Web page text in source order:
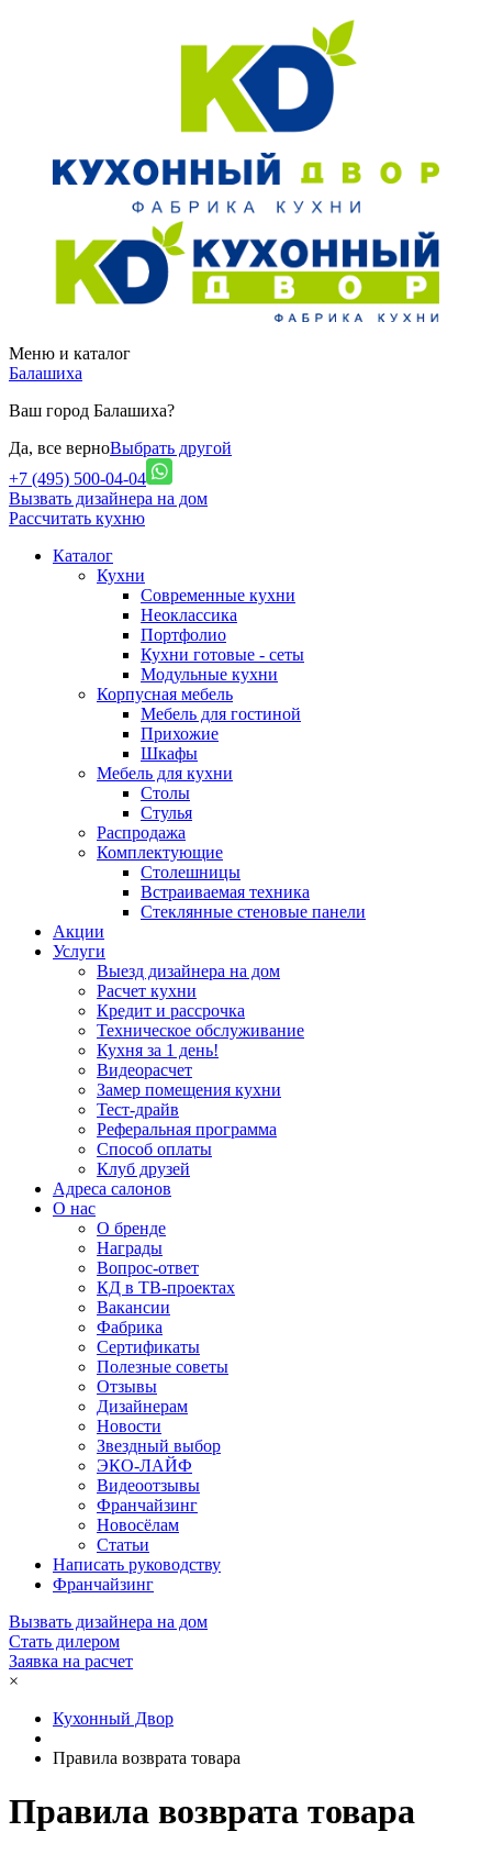
Меню и каталог
Балашиха
Ваш город Балашиха?
Да, все верноВыбрать другой
+7 (495) 500-04-04
Вызвать дизайнера на дом
Рассчитать кухню
Каталог
Кухни
Современные кухни
Неоклассика
Портфолио
Кухни готовые - сеты
Модульные кухни
Корпусная мебель
Мебель для гостиной
Прихожие
Шкафы
Мебель для кухни
Столы
Стулья
Распродажа
Комплектующие
Столешницы
Встраиваемая техника
Стеклянные стеновые панели
Акции
Услуги
Выезд дизайнера на дом
Расчет кухни
Кредит и рассрочка
Техническое обслуживание
Кухня за 1 день!
Видеорасчет
Замер помещения кухни
Тест-драйв
Реферальная программа
Способ оплаты
Клуб друзей
Адреса салонов
О нас
О бренде
Награды
Вопрос-ответ
КД в ТВ-проектах
Вакансии
Фабрика
Сертификаты
Полезные советы
Отзывы
Дизайнерам
Новости
Звездный выбор
ЭКО-ЛАЙФ
Видеоотзывы
Франчайзинг
Новосёлам
Статьи
Написать руководству
Франчайзинг
Вызвать дизайнера на дом
Стать дилером
Заявка на расчет
×
Кухонный Двор
Правила возврата товара
Правила возврата товара